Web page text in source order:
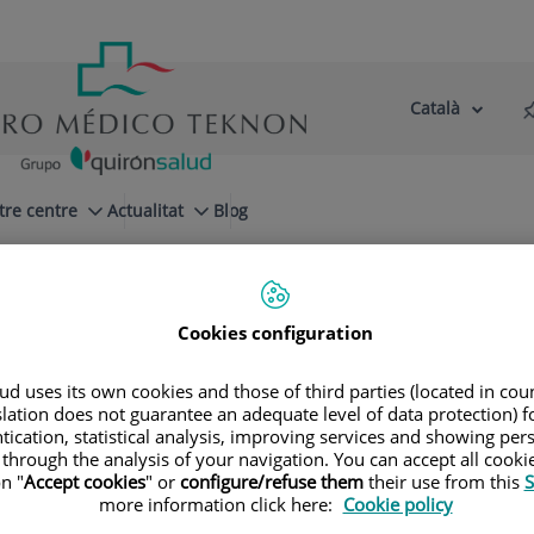
Selector
Llenguatge
Català
centre Actualitat Blog
Especialitats
teva pròxima cita amb els nostres millors
Cookies configuration
uses its own cookies and those of third parties (located in
does not guarantee an adequate level of data protection)
statistical analysis, improving services and showing
the analysis of your navigation. You can accept all
"Accept cookies" or configure/refuse themtheir use from this
more information click here: Cookie policy